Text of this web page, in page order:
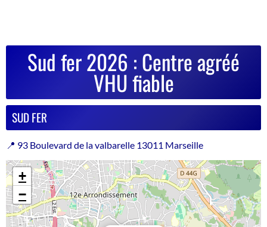
Sud fer 2026 : Centre agréé
VHU fiable
SUD FER
📍 93 Boulevard de la valbarelle 13011 Marseille
+
−